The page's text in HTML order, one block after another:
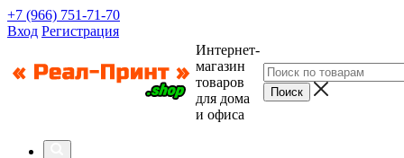
+7 (966) 751-71-70
Вход Регистрация
Интернет-
магазин
товаров
для дома
и офиса